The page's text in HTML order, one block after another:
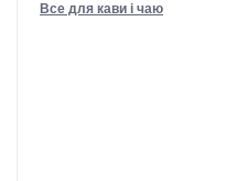
Все для кави і чаю